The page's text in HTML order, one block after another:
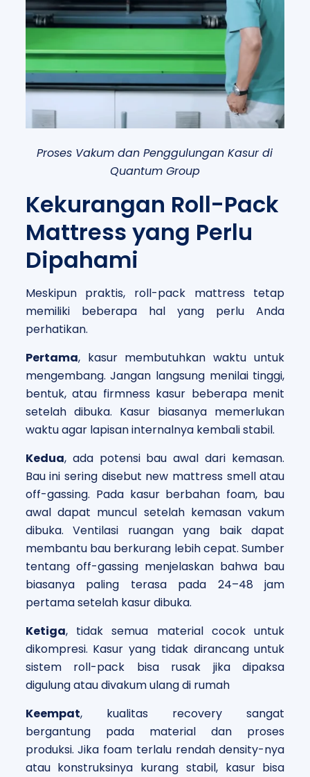
Proses Vakum dan Penggulungan Kasur di
Quantum Group
Kekurangan Roll-Pack
Mattress yang Perlu
Dipahami
Meskipun praktis, roll-pack mattress tetap
memiliki beberapa hal yang perlu Anda
perhatikan.
Pertama, kasur membutuhkan waktu untuk
mengembang. Jangan langsung menilai tinggi,
bentuk, atau firmness kasur beberapa menit
setelah dibuka. Kasur biasanya memerlukan
waktu agar lapisan internalnya kembali stabil.
Kedua, ada potensi bau awal dari kemasan.
Bau ini sering disebut new mattress smell atau
off-gassing. Pada kasur berbahan foam, bau
awal dapat muncul setelah kemasan vakum
dibuka. Ventilasi ruangan yang baik dapat
membantu bau berkurang lebih cepat. Sumber
tentang off-gassing menjelaskan bahwa bau
biasanya paling terasa pada 24–48 jam
pertama setelah kasur dibuka.
Ketiga, tidak semua material cocok untuk
dikompresi. Kasur yang tidak dirancang untuk
sistem roll-pack bisa rusak jika dipaksa
digulung atau divakum ulang di rumah
Keempat, kualitas recovery sangat
bergantung pada material dan proses
produksi. Jika foam terlalu rendah density-nya
atau konstruksinya kurang stabil, kasur bisa